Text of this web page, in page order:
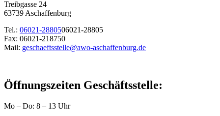
Treibgasse 24
63739 Aschaffenburg
Tel.: 06021-2880506021-28805
Fax: 06021-218750
Mail: geschaeftsstelle@awo-aschaffenburg.de
Öffnungszeiten Geschäftsstelle:
Mo – Do: 8 – 13 Uhr